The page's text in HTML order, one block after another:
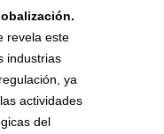
revela este
industrias
ya
actividades
del